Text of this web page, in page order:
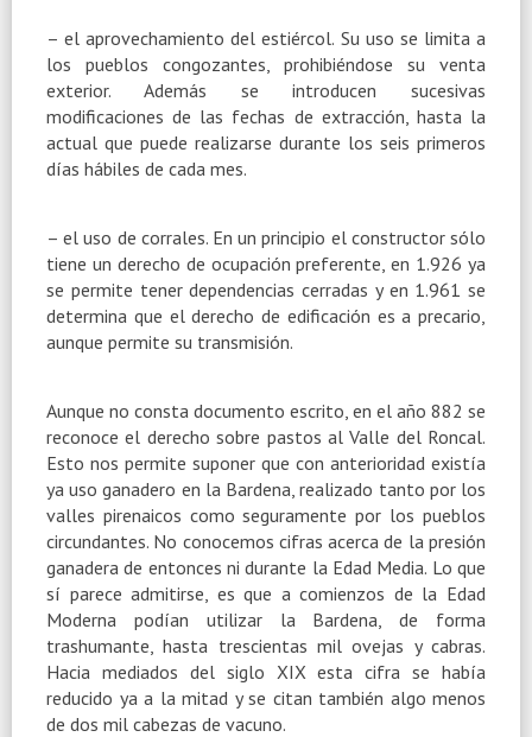
– el aprovechamiento del estiércol. Su uso se limita a
los pueblos congozantes, prohibiéndose su venta
exterior. Además se introducen sucesivas
modificaciones de las fechas de extracción, hasta la
actual que puede realizarse durante los seis primeros
días hábiles de cada mes.
– el uso de corrales. En un principio el constructor sólo
tiene un derecho de ocupación preferente, en 1.926 ya
se permite tener dependencias cerradas y en 1.961 se
determina que el derecho de edificación es a precario,
aunque permite su transmisión.
Aunque no consta documento escrito, en el año 882 se
reconoce el derecho sobre pastos al Valle del Roncal.
Esto nos permite suponer que con anterioridad existía
ya uso ganadero en la Bardena, realizado tanto por los
valles pirenaicos como seguramente por los pueblos
circundantes. No conocemos cifras acerca de la presión
ganadera de entonces ni durante la Edad Media. Lo que
sí parece admitirse, es que a comienzos de la Edad
Moderna podían utilizar la Bardena, de forma
trashumante, hasta trescientas mil ovejas y cabras.
Hacia mediados del siglo XIX esta cifra se había
reducido ya a la mitad y se citan también algo menos
de dos mil cabezas de vacuno.